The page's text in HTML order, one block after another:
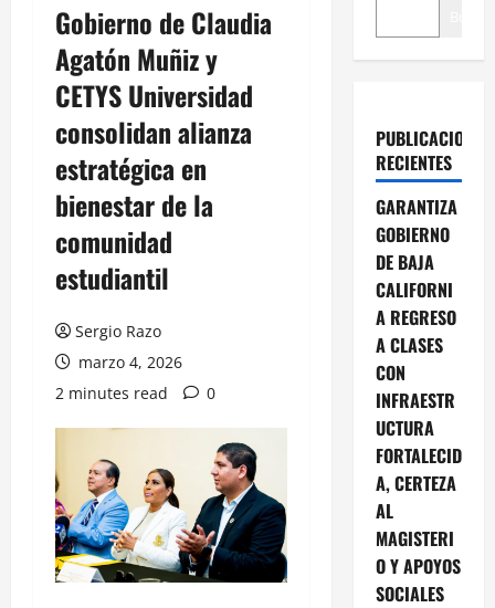
Gobierno de Claudia
Agatón Muñiz y
CETYS Universidad
consolidan alianza
estratégica en
bienestar de la
comunidad
estudiantil
Sergio Razo
marzo 4, 2026
2 minutes read
0
PUBLICACIONES
RECIENTES
GARANTIZA
GOBIERNO
DE BAJA
CALIFORNI
A REGRESO
A CLASES
CON
INFRAESTR
UCTURA
FORTALECID
A, CERTEZA
AL
MAGISTERI
O Y APOYOS
SOCIALES